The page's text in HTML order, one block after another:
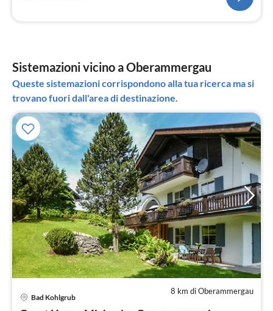
Sistemazioni vicino a Oberammergau
Queste sistemazioni corrispondono alla tua ricerca ma si
trovano fuori dall'area di destinazione.
8 km di Oberammergau
Bad Kohlgrub